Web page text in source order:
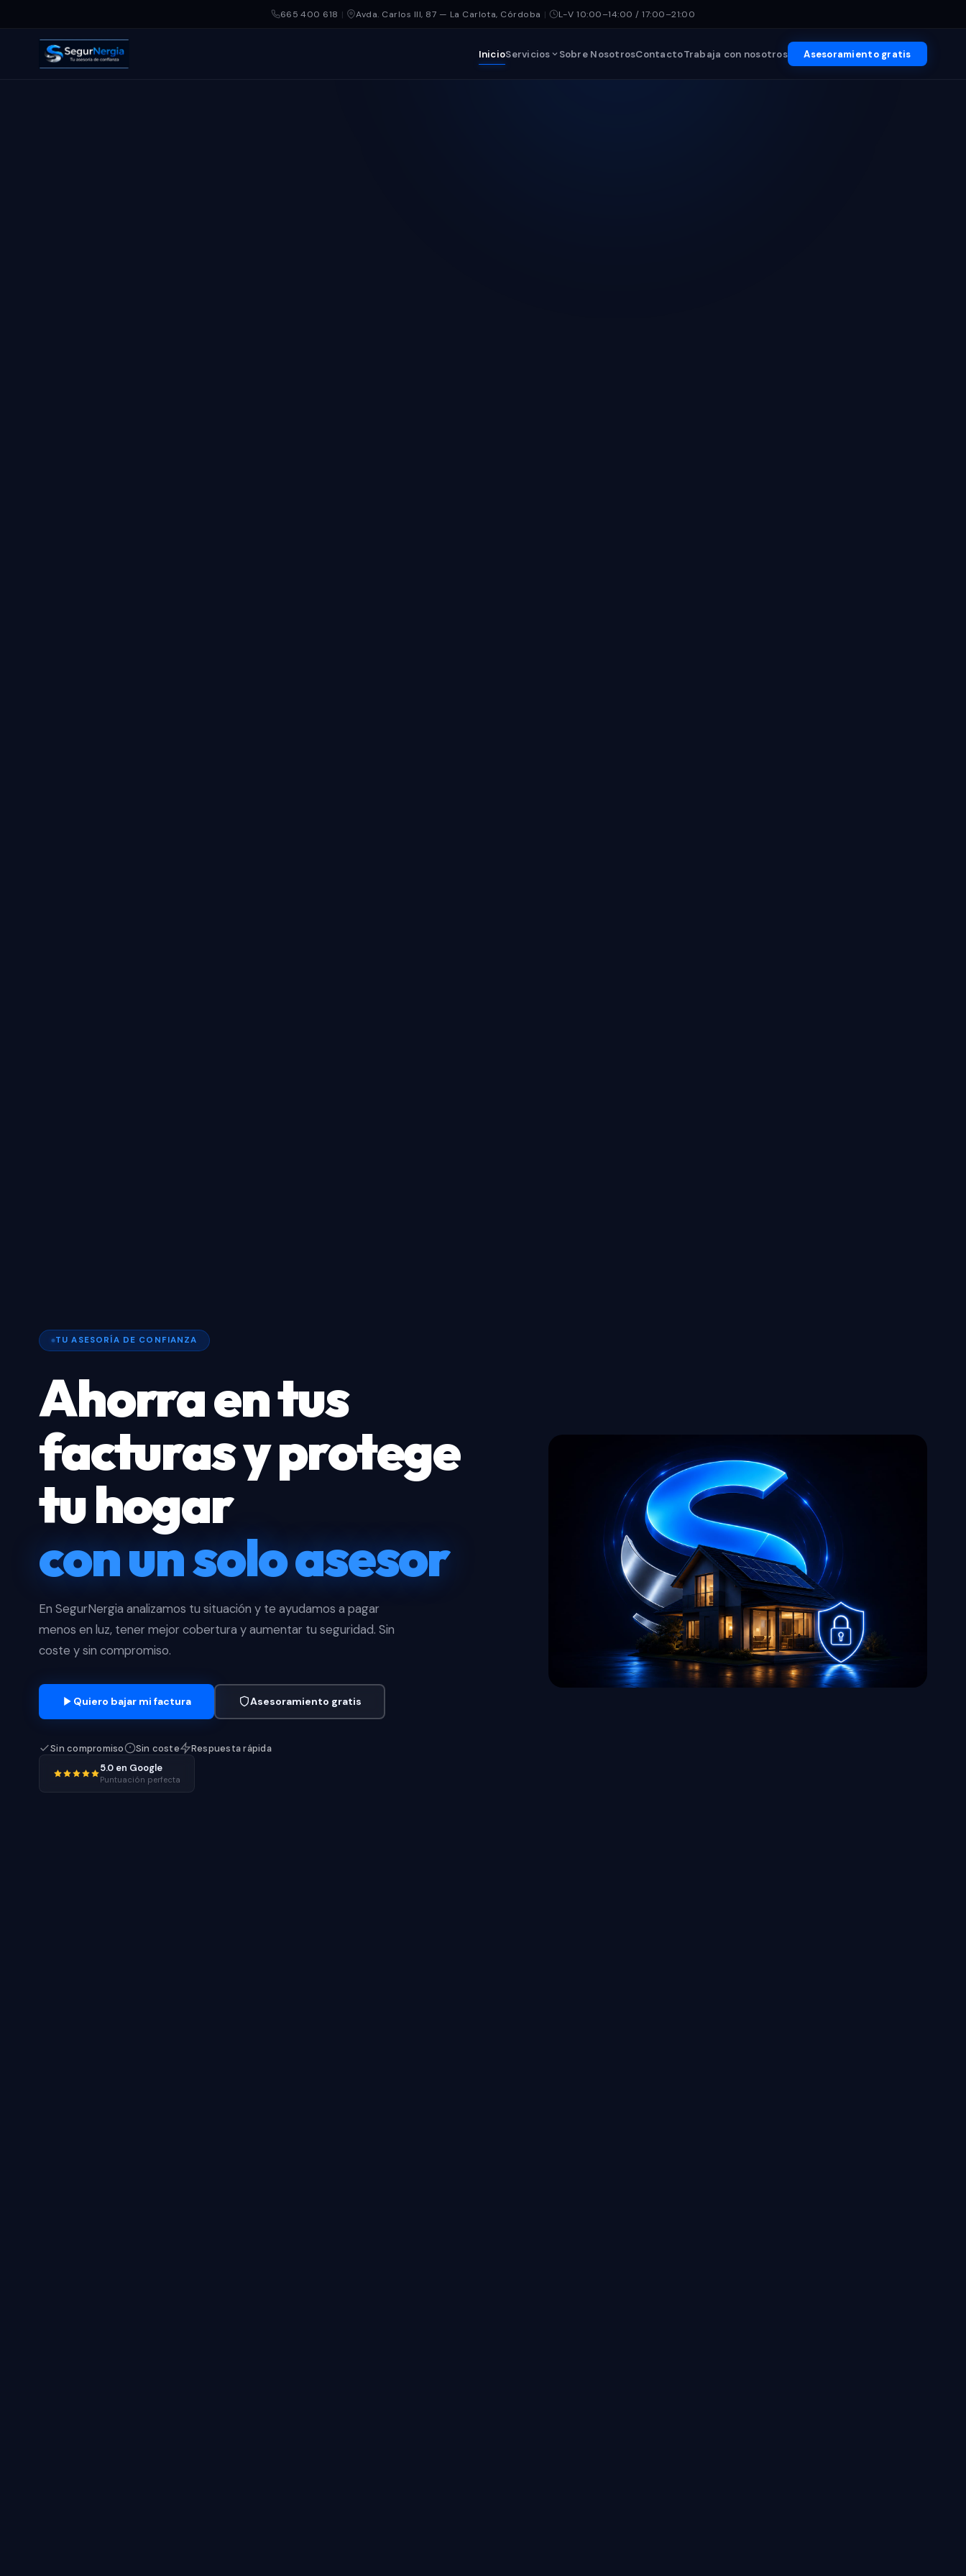
665 400 618 | Avda. Carlos III, 87 — La Carlota, Córdoba | L-V 10:00–14:00 / 17:00–21:00
InicioServicios Sobre NosotrosContactoTrabaja con nosotros Asesoramiento gratis
TU ASESORÍA DE CONFIANZA
Ahorra en tus
facturas y protege
tu hogar
con un solo asesor
En SegurNergia analizamos tu situación y te ayudamos a pagar
menos en luz, tener mejor cobertura y aumentar tu seguridad. Sin
coste y sin compromiso.
Quiero bajar mi factura Asesoramiento gratis
Sin compromiso Sin coste
Respuesta rápida
5.0 en Google
Puntuación perfecta